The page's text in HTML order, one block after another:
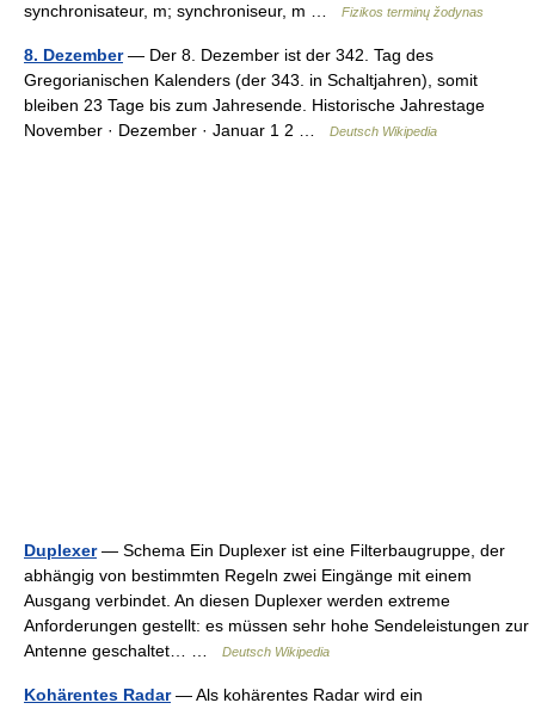
synchronisateur, m; synchroniseur, m …
Fizikos terminų žodynas
8. Dezember— Der 8. Dezember ist der 342. Tag des
Gregorianischen Kalenders (der 343. in Schaltjahren), somit
bleiben 23 Tage bis zum Jahresende. Historische Jahrestage
November · Dezember · Januar 1 2 …
Deutsch Wikipedia
Duplexer— Schema Ein Duplexer ist eine Filterbaugruppe, der
abhängig von bestimmten Regeln zwei Eingänge mit einem
Ausgang verbindet. An diesen Duplexer werden extreme
Anforderungen gestellt: es müssen sehr hohe Sendeleistungen zur
Antenne geschaltet… …
Deutsch Wikipedia
Kohärentes Radar— Als kohärentes Radar wird ein